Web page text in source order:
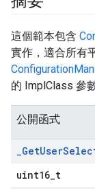
這個範本包含
實作，適合所有
的 ImplClass 參數
公開函式
_GetUser
uint16_t